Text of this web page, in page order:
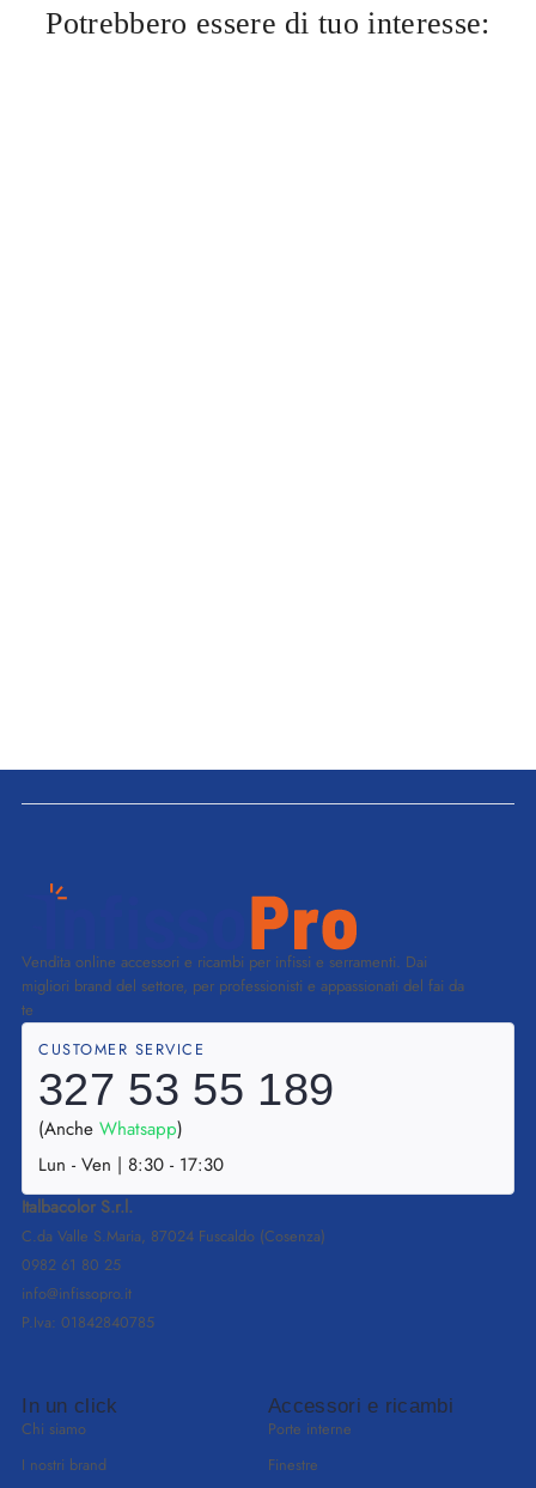
Potrebbero essere di tuo interesse:
Vendita online accessori e ricambi per infissi e serramenti. Dai
migliori brand del settore, per professionisti e appassionati del fai da
te
CUSTOMER SERVICE
327 53 55 189
(AncheWhatsapp)
Lun - Ven | 8:30 - 17:30
Italbacolor S.r.l.
C.da Valle S.Maria, 87024 Fuscaldo (Cosenza)
0982 61 80 25
info@infissopro.it
P.Iva: 01842840785
In un click
Chi siamo
I nostri brand
Accessori e ricambi
Porte interne
Finestre